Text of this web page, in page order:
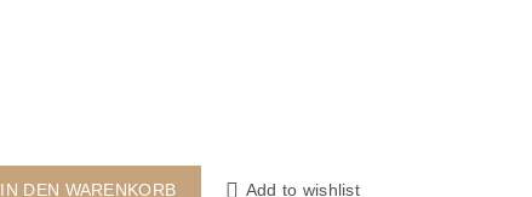
IN DEN WARENKORB Add to wishlist